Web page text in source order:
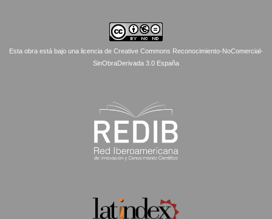
Esta obra está bajo una licencia de Creative Commons Reconocimiento-NoComercial-
SinObraDerivada 3.0 España